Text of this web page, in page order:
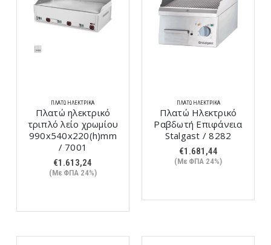
ΠΛΑΤΏ ΗΛΕΚΤΡΙΚΆ
Πλατώ ηλεκτρικό
τριπλό λείο χρωμίου
990x540x220(h)mm
/ 7001
€1.613,24
(Με ΦΠΑ 24%)
ΠΛΑΤΏ ΗΛΕΚΤΡΙΚΆ
Πλατώ Ηλεκτρικό
Ραβδωτή Επιφάνεια
Stalgast / 8282
€1.681,44
(Με ΦΠΑ 24%)